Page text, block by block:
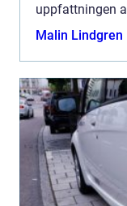
uppfattningen
välja rät...
Malin Lindgren